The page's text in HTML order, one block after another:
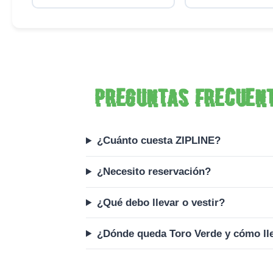
Preguntas
¿Cuánto cuesta ZIPLINE?
¿Necesito reservación?
¿Qué debo llevar o vestir?
¿Dónde queda Toro Verde y cómo